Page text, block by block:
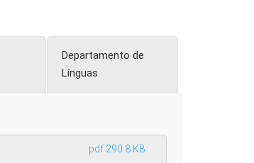
Departamento de
Línguas
pdf 290.8 KB